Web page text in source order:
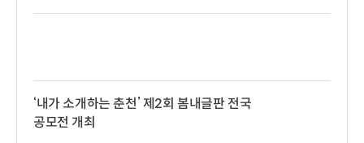
‘내가 소개하는 춘천’ 제2회 봄내글판 전국
공모전 개최